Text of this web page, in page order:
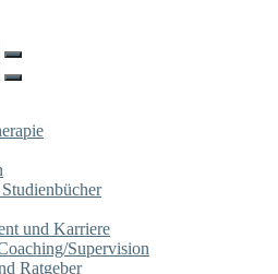
und Karriere
Supervision
Ratgeber